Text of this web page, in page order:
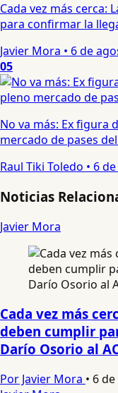
Cada vez más cerca:
para confirmar la
Javier Mora • 6 de
05
No va más: Ex figura
mercado de pases
Raul Tiki Toledo • 6
Noticias
Javier Mora
Cada vez más
deben cumplir
Darío Osorio al
Por Javier Mora • 6